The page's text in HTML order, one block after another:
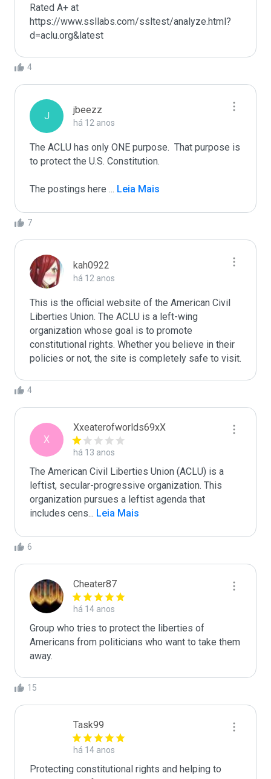
Rated A+ at
https://www.ssllabs.com/ssltest/analyze.html?
d=aclu.org&latest
4
J
jbeezz
há 12 anos
The ACLU has only ONE purpose.  That purpose is
to protect the U.S. Constitution.
The postings here ... Leia Mais
7
kah0922
há 12 anos
This is the official website of the American Civil
Liberties Union. The ACLU is a left-wing
organization whose goal is to promote
constitutional rights. Whether you believe in their
policies or not, the site is completely safe to visit.
4
X
Xxeaterofworlds69xX
há 13 anos
The American Civil Liberties Union (ACLU) is a
leftist, secular-progressive organization. This
organization pursues a leftist agenda that
includes cens... Leia Mais
6
Cheater87
há 14 anos
Group who tries to protect the liberties of
Americans from politicians who want to take them
away.
15
Task99
há 14 anos
Protecting constitutional rights and helping to